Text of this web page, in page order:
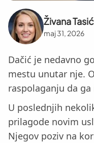
Živana Tasić
maj 31, 2026
Dačić je nedavno
mestu unutar nje.
raspolaganju da
U poslednjih
prilagode novim
Njegov poziv na